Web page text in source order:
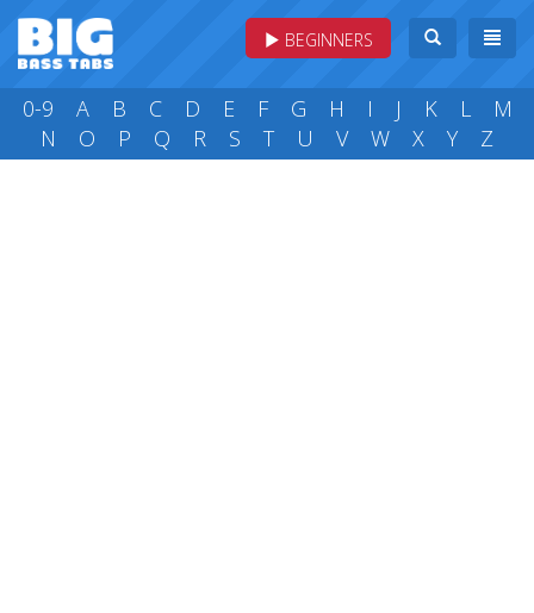
BEGINNERS
0-9 A B C D E F G H I J K L
M
N
O P Q R S T U V W X Y Z